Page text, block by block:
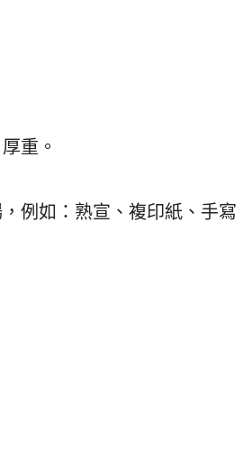
重。
例如：熟宣、複印紙、手寫